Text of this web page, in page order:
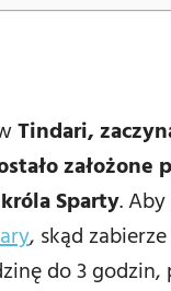
Tindari,
Sparty.
, skąd
do 3